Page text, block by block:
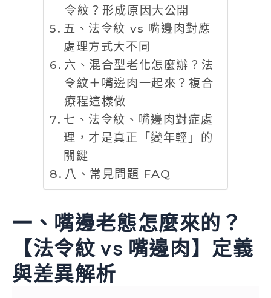
令紋？形成原因大公開
五、法令紋 vs 嘴邊肉對應
處理方式大不同
六、混合型老化怎麼辦？法
令紋＋嘴邊肉一起來？複合
療程這樣做
七、法令紋、嘴邊肉對症處
理，才是真正「變年輕」的
關鍵
八、常見問題 FAQ
一、嘴邊老態怎麼來的？
【法令紋 vs 嘴邊肉】定義
與差異解析